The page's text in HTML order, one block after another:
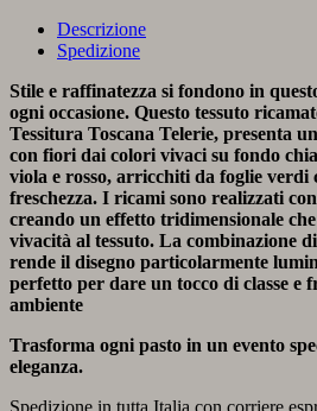
Descrizione
Spedizione
Stile e raffinatezza si fondono in
ogni occasione. Questo tessuto
Tessitura Toscana Telerie, presenta
con fiori dai colori vivaci su fondo
viola e rosso, arricchiti da foglie verdi
freschezza. I ricami sono realizzati
creando un effetto tridimensionale
vivacità al tessuto. La combinazione
rende il disegno particolarmente
perfetto per dare un tocco di classe e
ambiente
Trasforma ogni pasto in un evento
eleganza.
Spedizione in tutta Italia con corriere